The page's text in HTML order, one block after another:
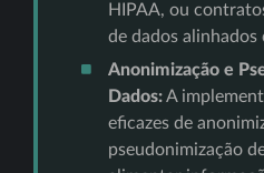
HIPAA, ou
de dados alinhados
Anonimização e
Dados:A
eficazes de
pseudonimização